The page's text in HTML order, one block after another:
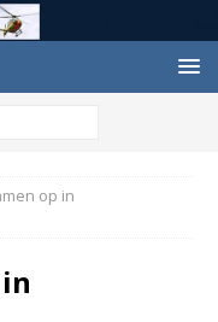
op in